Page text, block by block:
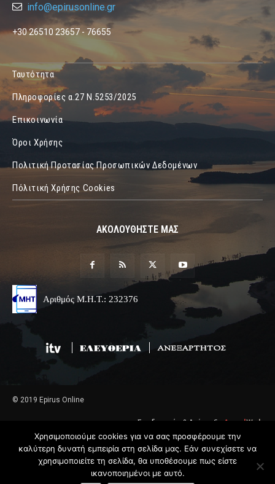
info@epirusonline.gr
+30 26510 23657 - 76655
Ταυτότητα
Πληροφορίες α.27 Ν.5253/2025
Επικοινωνία
Όροι Χρήσης
Πολιτική Προτασίας Προσωπικών Δεδομένων
Πόλιτική Χρήσης Cookies
ΑΚΟΛΟΥΘΗΣΤΕ ΜΑΣ
Αριθμός Μ.Η.Τ.: 232376
© 2019 Epirus Online
Σχεδιασμός & Ανάπτυξη AngelWeb
Χρησιμοποιούμε cookies για να σας προσφέρουμε την
καλύτερη δυνατή εμπειρία στη σελίδα μας. Εάν συνεχίσετε να
χρησιμοποιείτε τη σελίδα, θα υποθέσουμε πως είστε
ικανοποιημένοι με αυτό.